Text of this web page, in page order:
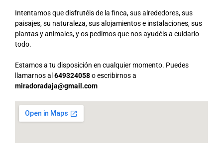
Intentamos que disfrutéis de la finca, sus alrededores, sus
paisajes, su naturaleza, sus alojamientos e instalaciones, sus
plantas y animales, y os pedimos que nos ayudéis a cuidarlo
todo.
Estamos a tu disposición en cualquier momento. Puedes
llamarnos al 649324058o escribirnos a
miradoradaja@gmail.com